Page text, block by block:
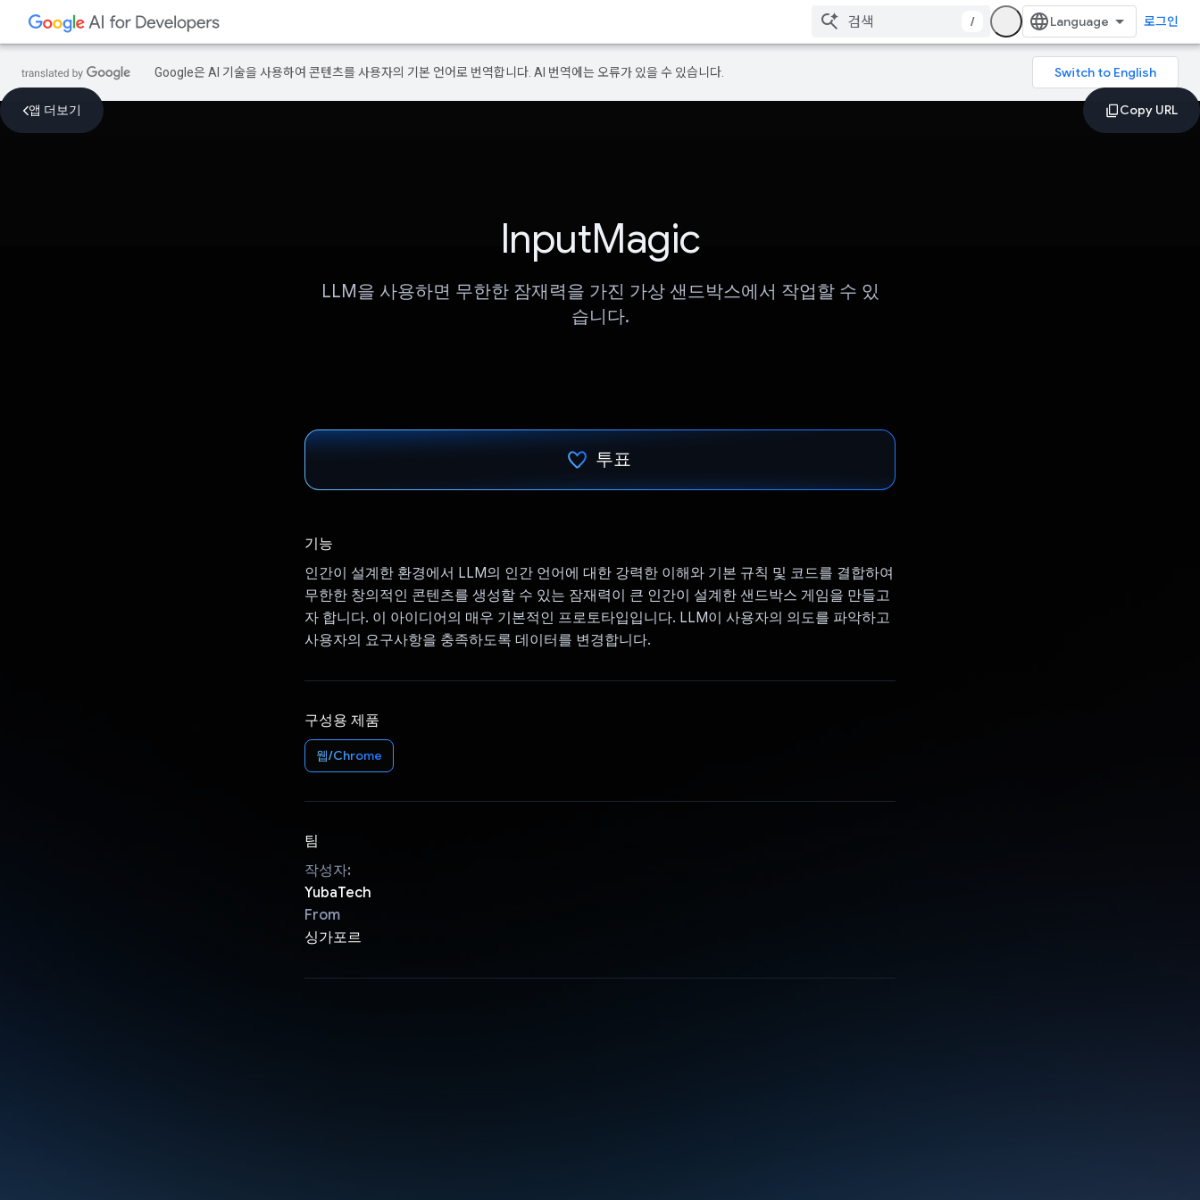
/ 로그인
Google은 AI 기술을 사용하여 콘텐츠를 사용자의 기본 언어로 번역합니다. AI 번역에는 오류가 있을 수 있습니다.
앱 더보기
InputMagic
LLM을 사용하면 무한한 잠재력을 가진 가상 샌드박스에서 작업할 수 있
습니다.
투표
기능
인간이 설계한 환경에서 LLM의 인간 언어에 대한 강력한 이해와 기본 규칙 및 코드를 결합하여
무한한 창의적인 콘텐츠를 생성할 수 있는 잠재력이 큰 인간이 설계한 샌드박스 게임을 만들고
자 합니다. 이 아이디어의 매우 기본적인 프로토타입입니다. LLM이 사용자의 의도를 파악하고
사용자의 요구사항을 충족하도록 데이터를 변경합니다.
구성용 제품
웹/Chrome
팀
작성자:
YubaTech
From
싱가포르